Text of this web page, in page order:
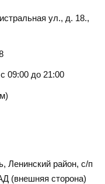
ул., д. 18.,
09:00 до 21:00
Ленинский район, с/п
(внешняя сторона)